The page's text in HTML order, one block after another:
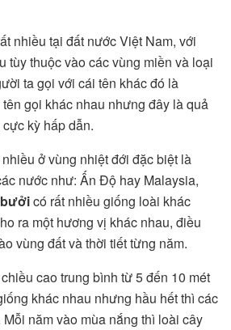
nhiều tại đất nước Việt Nam, với
tùy thuộc vào các vùng miền và loại
ta gọi với cái tên khác đó là
tên gọi khác nhau nhưng đây là quả
kỳ hấp dẫn.
ở vùng nhiệt đới đặc biệt là
nước như: Ấn Độ hay Malaysia,
bưởicó rất nhiều giống loài khác
ra một hương vị khác nhau, điều
vùng đất và thời tiết từng năm.
cao trung bình từ 5 đến 10 mét
khác nhau nhưng hầu hết thì các
năm vào mùa nắng thì loài cây